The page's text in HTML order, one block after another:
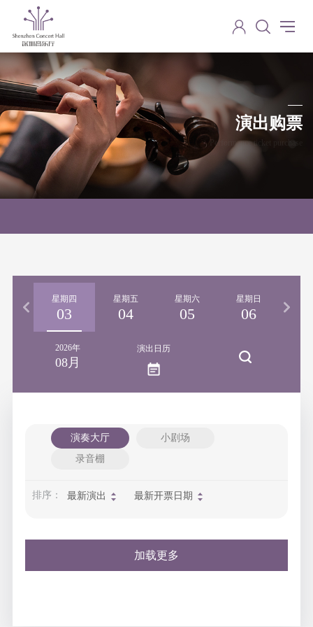
演出购票
Performance ticket purchase
星期四
03
星期五
04
星期六
05
星期日
06
2026年
08月
演出日历
演奏大厅
小剧场
录音棚
排序： 最新演出 最新开票日期
加载更多